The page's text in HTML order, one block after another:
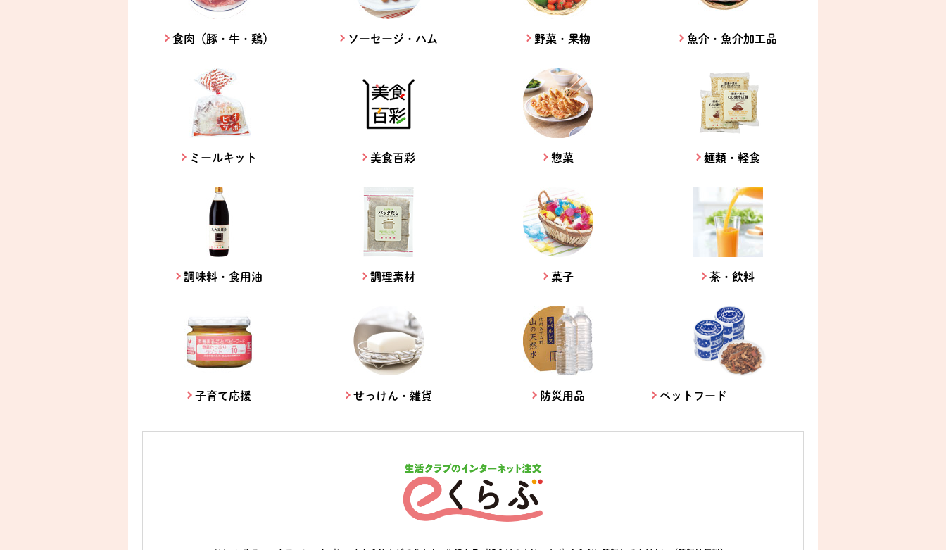
食肉（豚・牛・鶏） ソーセージ・ハム 野菜・果物 魚介・魚介加工品
ミールキット 美食百彩 惣菜 麺類・軽食
調味料・食用油 調理素材 菓子 茶・飲料
子育て応援 せっけん・雑貨 防災用品 ペットフード